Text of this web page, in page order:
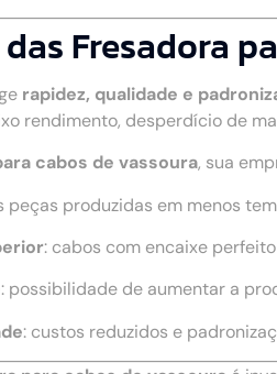
Fresadora
rapidez, qualidade e
rendimento, desperdício de
cabos de vassoura, sua
peças produzidas em menos
: cabos com encaixe
: possibilidade de aumentar a
: custos reduzidos e